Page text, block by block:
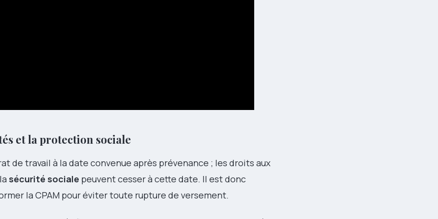
et la protection sociale
de travail à la date convenue après prévenance ; les droits aux
sécurité sociale peuvent cesser à cette date. Il est donc
la CPAM pour éviter toute rupture de versement.